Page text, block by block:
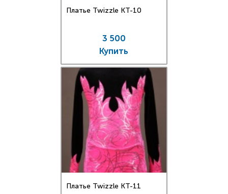
Платье Twizzle КT-10
3 500
Купить
Платье Twizzle КT-11